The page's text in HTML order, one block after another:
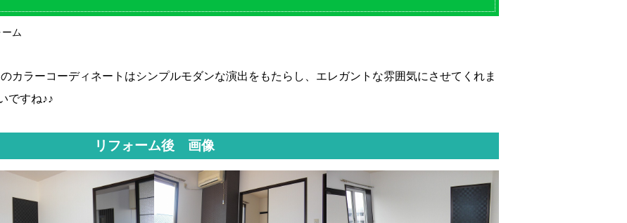
ム
カラーコーディネートはシンプルモダンな演出をもたらし、エレガントな雰囲気にさせてくれま
ですね♪♪
リフォーム後 画像